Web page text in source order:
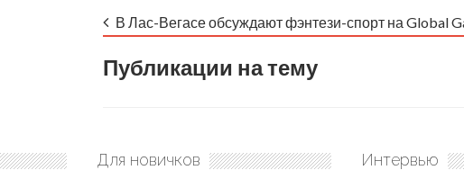
В Лас-Вегасе обсуждают фэнтези-спорт на Global
Публикации на тему
Для новичков Интервью